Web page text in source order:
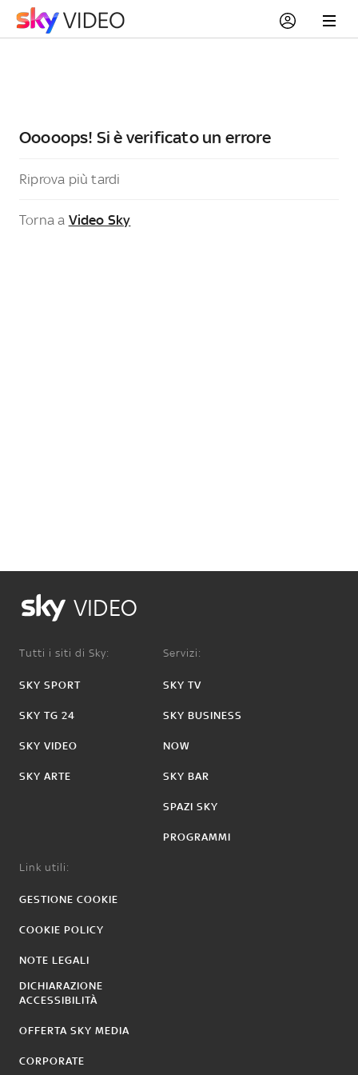
Ooooops! Si è verificato un errore
Riprova più tardi
Torna a Video Sky
VIDEO
Tutti i siti di Sky:
SKY SPORT
SKY TG 24
SKY VIDEO
SKY ARTE
Servizi:
SKY TV
SKY BUSINESS
NOW
SKY BAR
SPAZI SKY
PROGRAMMI
Link utili:
GESTIONE COOKIE
COOKIE POLICY
NOTE LEGALI
DICHIARAZIONE
ACCESSIBILITÀ
OFFERTA SKY MEDIA
CORPORATE